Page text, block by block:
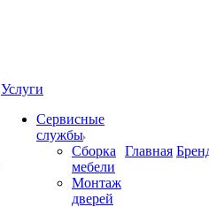
Услуги
Сервисные
службы
Сборка
мебели
Монтаж
дверей
Главная